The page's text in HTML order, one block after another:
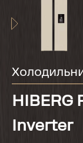
HIBERG
Inverter